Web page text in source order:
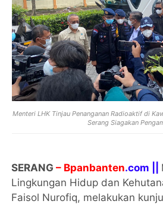
Menteri LHK Tinjau Penanganan Radioaktif di
Serang Siagakan
SERANG – Bpanbanten.com ||
Lingkungan Hidup dan
Faisol Nurofiq, melakukan